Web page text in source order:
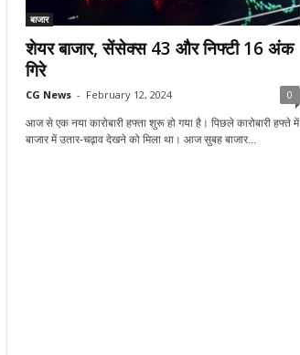
बाजार
शेयर बाजार, सेंसेक्स 43 और निफ्टी 16 अंक
गिरे
CG News - February 12, 2024 0
आज से एक नया कारोबारी हफ्ता शुरू हो गया है। पिछले कारोबारी हफ्ते में
बाजार में उतार-चढ़ाव देखने को मिला था। आज सुबह बाजार...